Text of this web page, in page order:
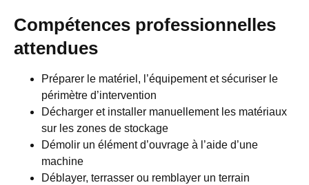
Compétences professionnelles
attendues
Préparer le matériel, l’équipement et sécuriser le
périmètre d’intervention
Décharger et installer manuellement les matériaux
sur les zones de stockage
Démolir un élément d’ouvrage à l’aide d’une
machine
Déblayer, terrasser ou remblayer un terrain